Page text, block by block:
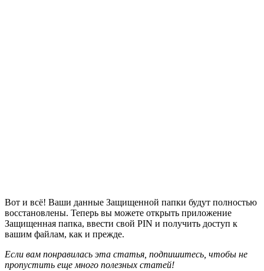
Вот и всё! Ваши данные Защищенной папки будут полностью
восстановлены. Теперь вы можете открыть приложение
Защищенная папка, ввести свой PIN и получить доступ к
вашим файлам, как и прежде.
Если вам понравилась эта статья, подпишитесь, чтобы не
пропустить еще много полезных статей!